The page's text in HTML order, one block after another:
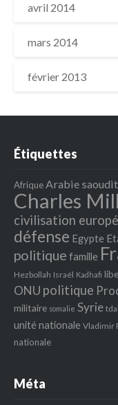
avril 2014
mars 2014
février 2013
Étiquettes
AfriqueArabie
Charles
civilisation
défense Egypte
politique famille
Hezbollah Israël Kadhafi
ONU politique
militaire somalie Syrie
unité nationale Vladimir
nationale
Méta